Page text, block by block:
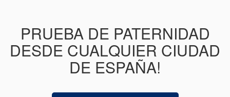
PRUEBA DE PATERNIDAD
DESDE CUALQUIER CIUDAD
DE ESPAÑA!